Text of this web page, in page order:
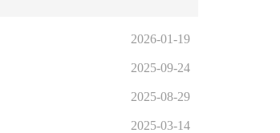
2026-01-19
2025-09-24
2025-08-29
2025-03-14